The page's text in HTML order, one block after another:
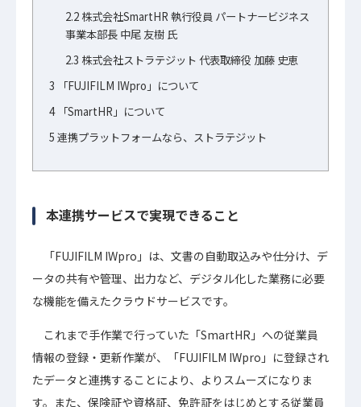
2.2株式会社SmartHR 執行役員 パートナービジネス
事業本部長 中尾 友樹 氏
2.3 株式会社ストラテジット 代表取締役 加藤 史恵
3 「FUJIFILM IWpro」について
4「SmartHR」について
5 連携プラットフォームなら、ストラテジット
本連携サービスで実現できること
「FUJIFILM IWpro」は、文書の自動取込みや仕分け、デ
ータの共有や管理、出力など、デジタル化した業務に必要
な機能を備えたクラウドサービスです。
これまで手作業で行っていた「SmartHR」への従業員
情報の登録・更新作業が、「FUJIFILM IWpro」に登録され
たデータと連携することにより、よりスムーズになりま
す。また、保険証や資格証、免許証をはじめとする従業員